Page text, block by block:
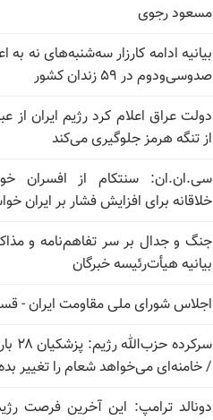
مسعود رجوی
بیانیه ادامه کارزار سه‌شنبه‌های نه به
صدوسی‌و‌دوم در ۵۹ زندان کشور
دولت عراق اعلام کرد رژیم ایران از
از تنگه هرمز جلوگیری می‌کند
سی.ان.ان: سنتکام از افسران
خلاقانه برای افزایش فشار بر ایران
جنگ و جدال بر سر تفاهم‌نامه و
بیانیه هیأت‌رئیسه خبرگان
اجلاس شورای ملی مقاومت ایران
/ خامنه‌ای می‌خواهد شعام را تغییر
دونالد ترامپ: این آخرین فرصت